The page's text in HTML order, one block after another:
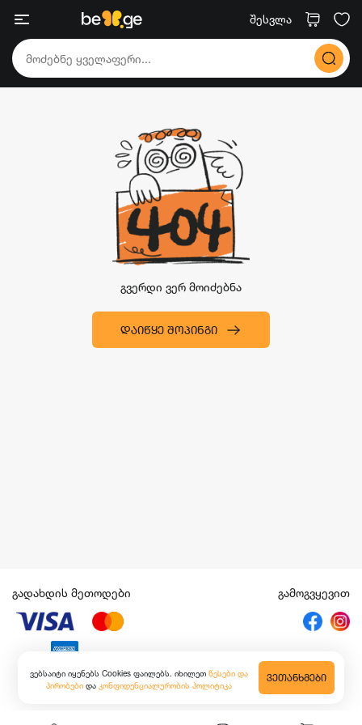
შესვლა
გვერდი ვერ მოიძებნა
ᲓᲐᲘᲬᲧᲔ ᲨᲝᲞᲘᲜᲒᲘ
ვებსაიტი იყენებს Cookies ფაილებს. იხილეთ წესები და
პირობები და კონფიდენციალურობის პოლიტიკა
ᲕᲔᲗᲐᲜᲮᲛᲔᲑᲘ
გადახდის მეთოდები გამოგვყევით